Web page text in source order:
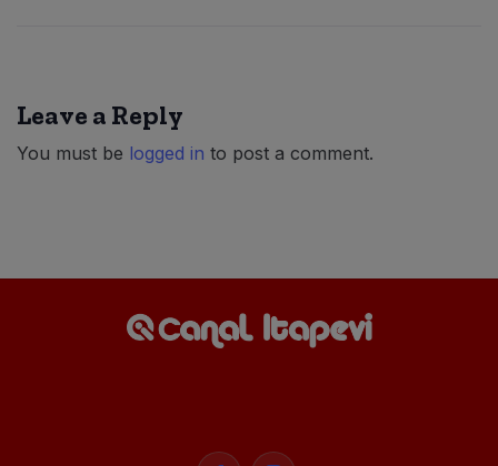
Leave a Reply
You must be logged in to post a comment.